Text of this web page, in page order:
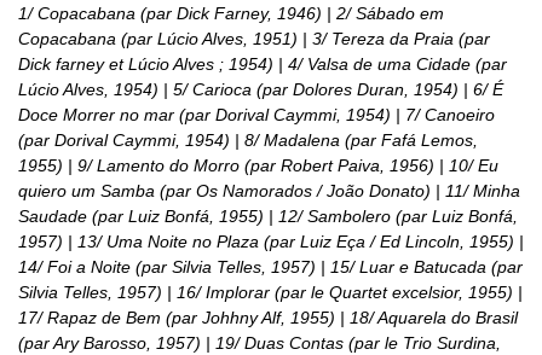
1/ Copacabana (par Dick Farney, 1946) | 2/ Sábado em
Copacabana (par Lúcio Alves, 1951) | 3/ Tereza da Praia (par
Dick farney et Lúcio Alves ; 1954) | 4/ Valsa de uma Cidade (par
Lúcio Alves, 1954) | 5/ Carioca (par Dolores Duran, 1954) | 6/ É
Doce Morrer no mar (par Dorival Caymmi, 1954) | 7/ Canoeiro
(par Dorival Caymmi, 1954) | 8/ Madalena (par Fafá Lemos,
1955) | 9/ Lamento do Morro (par Robert Paiva, 1956) | 10/ Eu
quiero um Samba (par Os Namorados / João Donato) | 11/ Minha
Saudade (par Luiz Bonfá, 1955) | 12/ Sambolero (par Luiz Bonfá,
1957) | 13/ Uma Noite no Plaza (par Luiz Eça / Ed Lincoln, 1955) |
14/ Foi a Noite (par Silvia Telles, 1957) | 15/ Luar e Batucada (par
Silvia Telles, 1957) | 16/ Implorar (par le Quartet excelsior, 1955) |
17/ Rapaz de Bem (par Johhny Alf, 1955) | 18/ Aquarela do Brasil
(par Ary Barosso, 1957) | 19/ Duas Contas (par le Trio Surdina,